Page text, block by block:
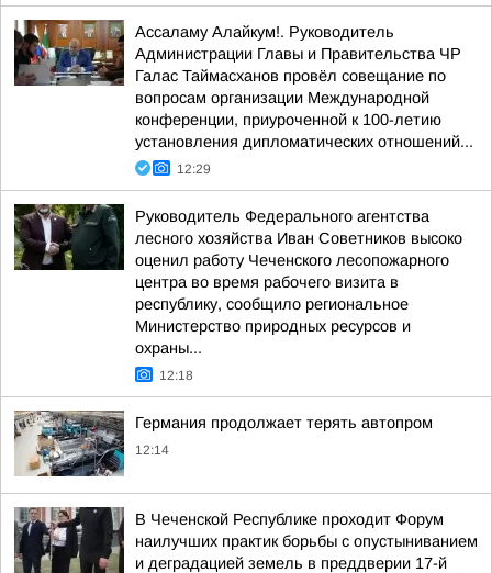
Ассаламу Алайкум!. Руководитель
Администрации Главы и Правительства ЧР
Галас Таймасханов провёл совещание по
вопросам организации Международной
конференции, приуроченной к 100-летию
установления дипломатических отношений...
12:29
Руководитель Федерального агентства
лесного хозяйства Иван Советников высоко
оценил работу Чеченского лесопожарного
центра во время рабочего визита в
республику, сообщило региональное
Министерство природных ресурсов и
охраны...
12:18
Германия продолжает терять автопром
12:14
В Чеченской Республике проходит Форум
наилучших практик борьбы с опустыниванием
и деградацией земель в преддверии 17-й